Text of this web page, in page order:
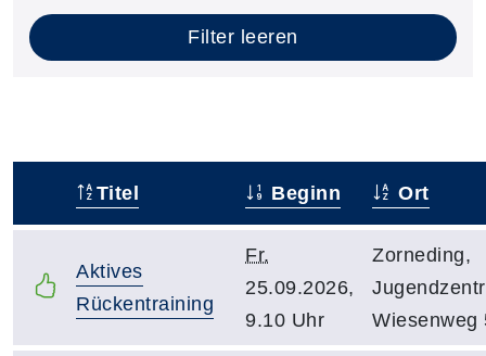
Filter leeren
Titel Beginn Ort
Aktives
Rückentraining
Fr.
25.09.2026,
9.10 Uhr
Zorneding,
Wiesenweg